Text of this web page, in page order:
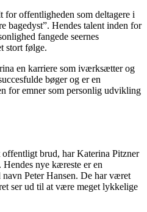
for offentligheden som deltagere i
bagedyst”. Hendes talent inden for
fangede seernes
stort følge.
en karriere som iværksætter og
bøger og er en
for emner som personlig udvikling
brud, har Katerina Pitzner
nye kæreste er en
Peter Hansen. De har været
ser ud til at være meget lykkelige